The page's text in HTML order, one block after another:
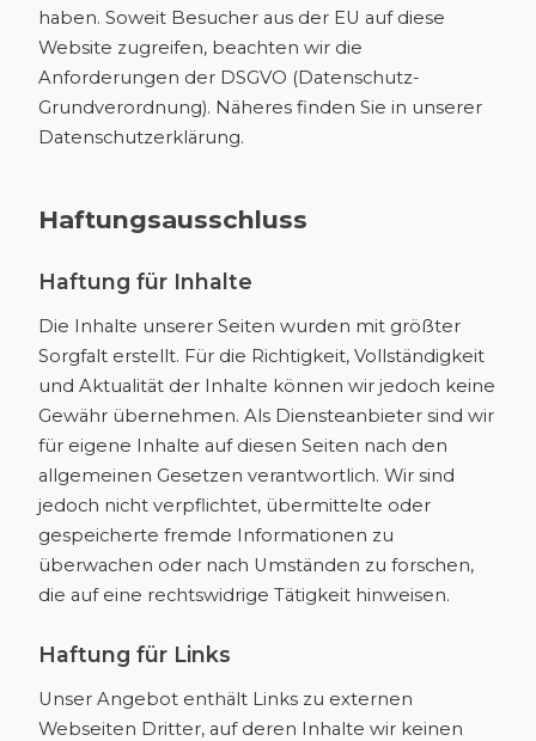
haben. Soweit Besucher aus der EU auf diese
Website zugreifen, beachten wir die
Anforderungen der DSGVO (Datenschutz-
Grundverordnung). Näheres finden Sie in unserer
Datenschutzerklärung.
Haftungsausschluss
Haftung für Inhalte
Die Inhalte unserer Seiten wurden mit größter
Sorgfalt erstellt. Für die Richtigkeit, Vollständigkeit
und Aktualität der Inhalte können wir jedoch keine
Gewähr übernehmen. Als Diensteanbieter sind wir
für eigene Inhalte auf diesen Seiten nach den
allgemeinen Gesetzen verantwortlich. Wir sind
jedoch nicht verpflichtet, übermittelte oder
gespeicherte fremde Informationen zu
überwachen oder nach Umständen zu forschen,
die auf eine rechtswidrige Tätigkeit hinweisen.
Haftung für Links
Unser Angebot enthält Links zu externen
Webseiten Dritter, auf deren Inhalte wir keinen